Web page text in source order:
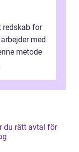
redskab for
med
metode